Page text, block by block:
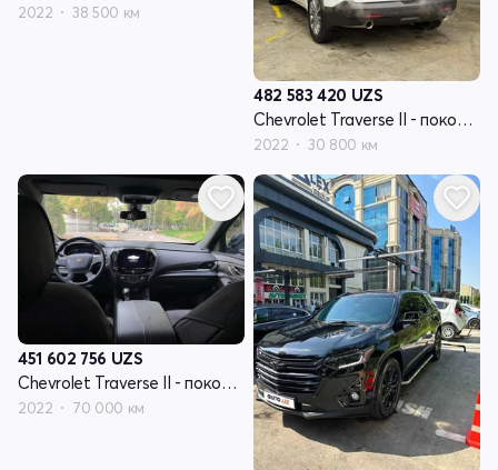
2022 38 500 км
482 583 420 UZS
Chevrolet Traverse II - поколение рестайлинг
2022 30 800 км
451 602 756 UZS
Chevrolet Traverse II - поколение рестайлинг
2022 70 000 км